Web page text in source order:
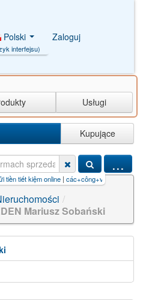
Polski
interfejsu)
Zaloguj
Usługi
Kupujące
...
【P
/
Mariusz Sobański